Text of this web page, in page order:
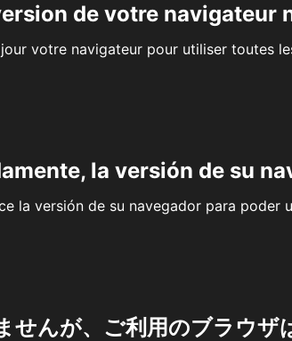
de votre navigateur
votre navigateur pour utiliser toutes
la versión de su
la versión de su navegador para
せんが、ご利用のブラウザ